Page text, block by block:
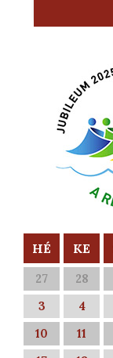
HÉ KE
27 28
3
4
10
11